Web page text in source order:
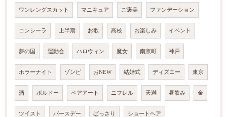
ワンレングスカット マニキュア ご褒美 ファンデーション
コンシーラ 上半期 お歌 高校 お楽しみ イベント
夢の国 運動会 ハロウィン 魔女 南京町 神戸
ホラーナイト ゾンビ おNEW 結婚式 ディズニー 東京
酒 ボルドー ベアアート ニフレル 天満 昼飲み 金
ツイスト バースデー ばっさり ショートヘア